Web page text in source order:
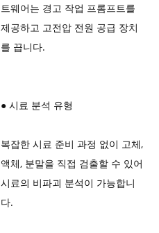
트웨어는 경고 작업 프롬프트를
제공하고 고전압 전원 공급 장치
를 끕니다.
● 시료 분석 유형
복잡한 시료 준비 과정 없이 고체,
액체, 분말을 직접 검출할 수 있어
시료의 비파괴 분석이 가능합니
다.